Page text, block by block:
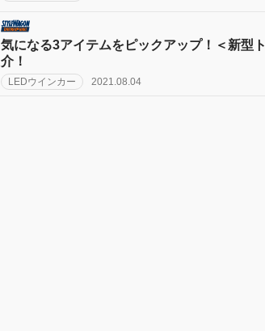
気になる3アイテムをピックアップ！＜新型
介！
LEDウインカー 2021.08.04